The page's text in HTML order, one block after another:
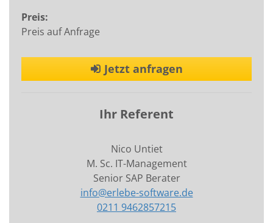
Preis:
Preis auf Anfrage
Jetzt anfragen
Ihr Referent
Nico Untiet
M. Sc. IT-Management
Senior SAP Berater
info@erlebe-software.de
0211 9462857215